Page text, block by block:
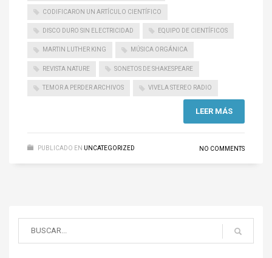
CODIFICARON UN ARTÍCULO CIENTÍFICO
DISCO DURO SIN ELECTRICIDAD EQUIPO DE CIENTÍFICOS
MARTIN LUTHER KING MÚSICA ORGÁNICA
REVISTA NATURE SONETOS DE SHAKESPEARE
TEMOR A PERDER ARCHIVOS VIVELA STEREO RADIO
LEER MÁS
PUBLICADO EN UNCATEGORIZED NO COMMENTS